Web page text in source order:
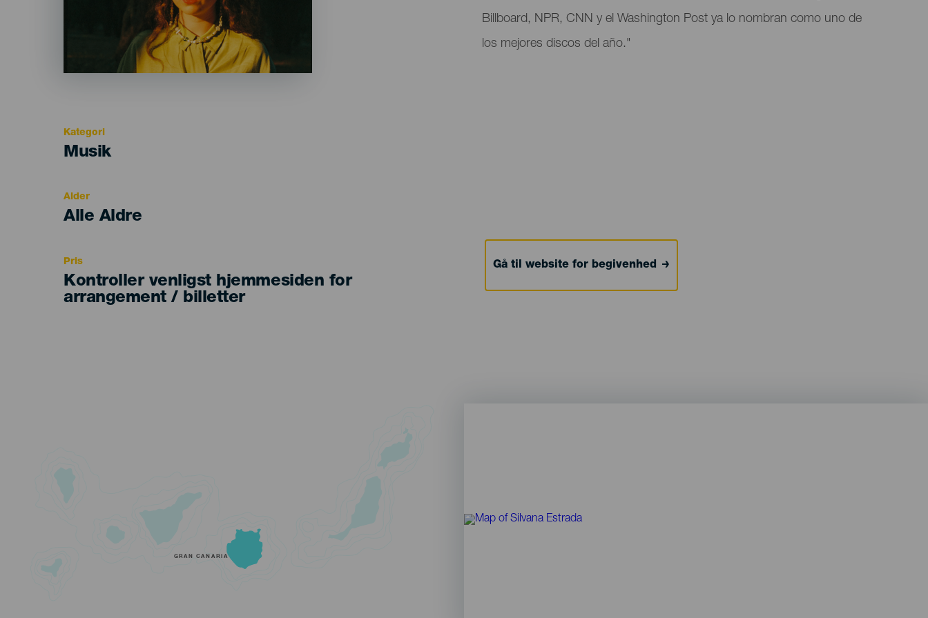
Billboard, NPR, CNN y el Washington Post ya lo nombran como uno de
los mejores discos del año."
Kategori
Categoría
Musik
Alder
Edad
Alle Aldre
Pris
Kontroller venligst hjemmesiden for
arrangement / billetter
Gå til website for begivenhed
GRAN CANARIA